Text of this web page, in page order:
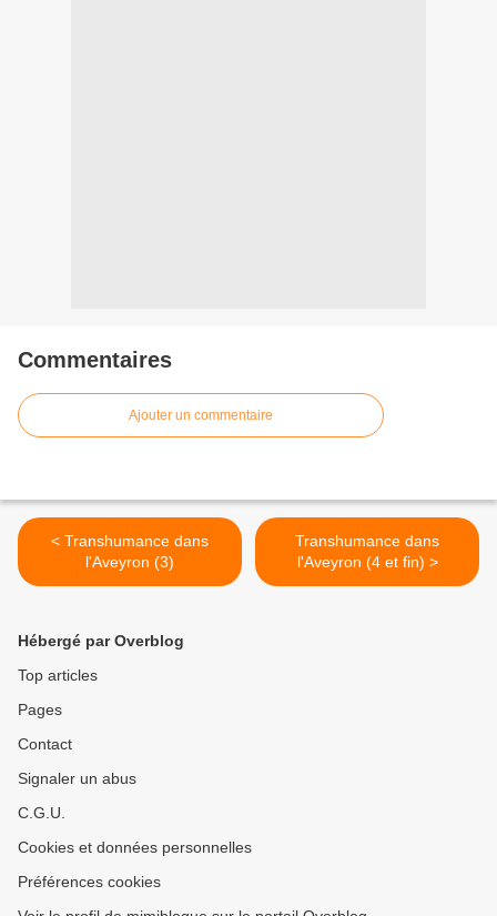
Commentaires
Ajouter un commentaire
< Transhumance dans
l'Aveyron (3)
Transhumance dans
l'Aveyron (4 et fin) >
Hébergé par Overblog
Top articles
Pages
Contact
Signaler un abus
C.G.U.
Cookies et données personnelles
Préférences cookies